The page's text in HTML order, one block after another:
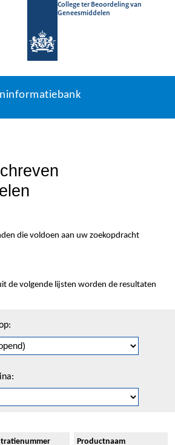
College ter Beoordeling van
Geneesmiddelen
die voldoen aan uw zoekopdracht
de volgende lijsten worden de resultaten
Productnaam